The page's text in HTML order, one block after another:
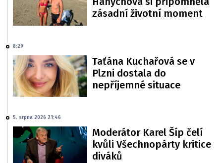
zásadní životní moment
8:29
Taťána Kuchařová se v
Plzni dostala do
nepříjemné situace
5. srpna 2026 21:46
Moderátor Karel Šíp čelí
kvůli Všechnopárty kritice
diváků